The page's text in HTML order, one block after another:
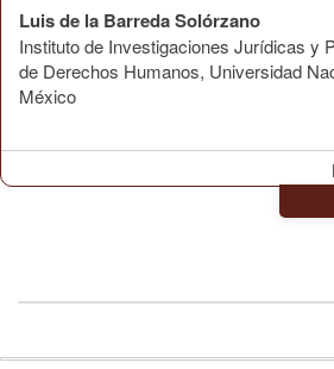
Luis de la Barreda Solórzano
Instituto de Investigaciones Jurídicas y
de Derechos Humanos, Universidad
México